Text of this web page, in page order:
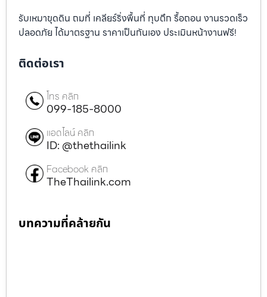
รับเหมาขุดดิน ถมที่ เคลียร์ริ่งพื้นที่ ทุบตึก รื้อถอน งานรวดเร็ว
ปลอดภัย ได้มาตรฐาน ราคาเป็นกันเอง ประเมินหน้างานฟรี!
ติดต่อเรา
โทร คลิก
099-185-8000
แอดไลน์ คลิก
ID: @thethailink
Facebook คลิก
TheThailink.com
บทความที่คล้ายกัน